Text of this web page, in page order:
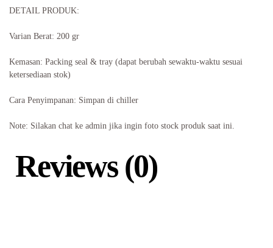
DETAIL PRODUK:
Varian Berat: 200 gr
Kemasan: Packing seal & tray (dapat berubah sewaktu-waktu sesuai
ketersediaan stok)
Cara Penyimpanan: Simpan di chiller
Note: Silakan chat ke admin jika ingin foto stock produk saat ini.
Reviews (0)